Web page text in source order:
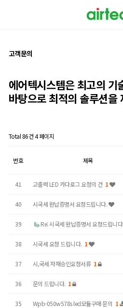
고객문의
에어텍시스템은 최고의 기
바탕으로최적의 솔루션을
Total 86건4 페이지
번호
제목
41 고출력 LED 카다로그 요청의 건 1
40 시국세 완납증명서 요청드립니다.
39 Re: 시국세 완납증명서 요청드립니
38 시국세 요청 드립니다. 1
37 시,국세 자재승인요청서류 1
36 문의 드립니다. 1
35 Wpb-050w578s led모듈구매 문의 1